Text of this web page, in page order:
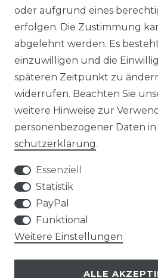
AGB
SERVICE
VERSANDKOSTEN
oder aufgrund eines
erfolgen. Die Zustimmung
abgelehnt werden. Es
einzuwilligen und die
späteren Zeitpunkt zu
widerrufen. Beachten Sie
weitere Hinweise zur
personenbezogener Daten
schutz­erklärung.
Essenziell
Statistik
PayPal
Funktional
Weitere Einstellungen
ALLE